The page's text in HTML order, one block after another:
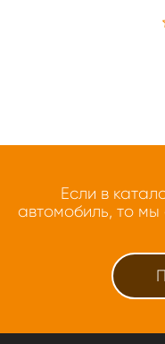
Если в
автомобиль, то